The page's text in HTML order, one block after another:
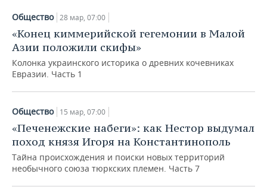
Общество 28 мар, 07:00
«Конец киммерийской гегемонии в Малой
Азии положили скифы»
Колонка украинского историка о древних кочевниках
Евразии. Часть 1
Общество 15 мар, 07:00
«Печенежские набеги»: как Нестор выдумал
поход князя Игоря на Константинополь
Тайна происхождения и поиски новых территорий
необычного союза тюркских племен. Часть 7